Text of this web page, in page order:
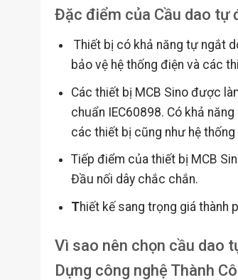
Đặc điểm của Cầu dao tự
Thiết bị có khả năng tự ngắt
bảo vệ hệ thống điện và các
Các thiết bị MCB Sino được
chuẩn IEC60898. Có khả
các thiết bị cũng như hệ thống
Tiếp điểm của thiết bị MCB
Đầu nối dây chắc chắn.
Thiết kế sang trọng giá thành
Vì sao nên chọn cầu dao
Dựng công nghệ Thành